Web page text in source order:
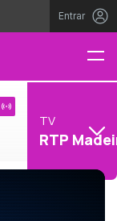
Entrar
TV
RTP